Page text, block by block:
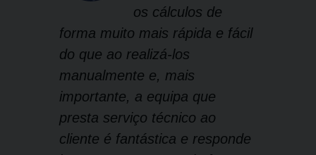
os cálculos de
forma muito mais rápida e fácil
do que ao realizá-los
manualmente e, mais
importante, a equipa que
presta serviço técnico ao
cliente é fantástica e responde